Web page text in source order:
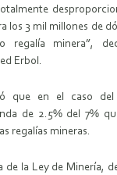
los 3 mil millones de
regalía minera”,
Erbol.
que en el caso
de 2.5% del 7%
regalías mineras.
de la Ley de Minería,